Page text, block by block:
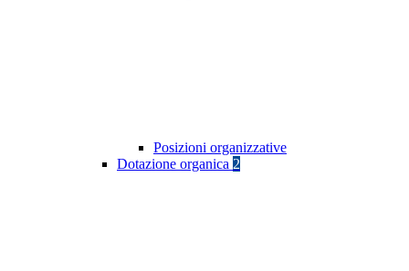
Posizioni organizzative
Dotazione organica 2